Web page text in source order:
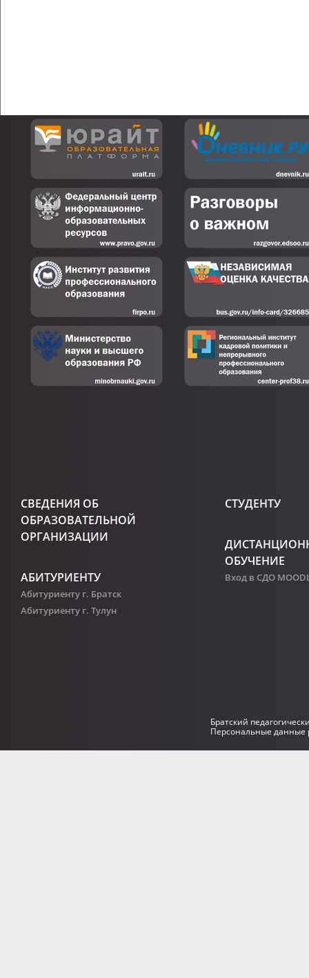
СВЕДЕНИЯ ОБ
ОБРАЗОВАТЕЛЬНОЙ
ОРГАНИЗАЦИИ
АБИТУРИЕНТУ
Абитуриенту г. Братск
Абитуриенту г. Тулун
СТУДЕНТУ
ОБУЧЕНИЕ
Вход в СДО
Братский
Персональные данные